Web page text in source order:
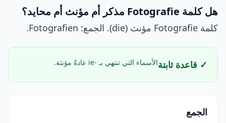
هل كلمة Fotografie مذكر أم مؤنث أم محايد؟
كلمة Fotografie مؤنث (die). الجمع: Fotografien.
✓ قاعدة ثابتةالأسماء التي تنتهي بـ -ie عادةً مؤنثة.
الجمع